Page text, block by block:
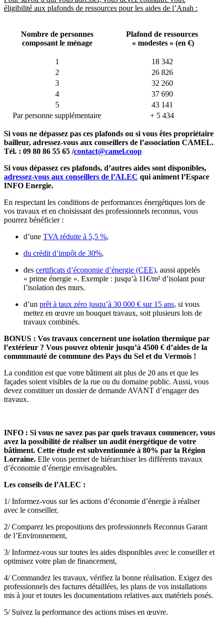
éligibilité aux plafonds de ressources pour les aides de l’Anah :
Nombre de personnes
composant le ménage
Plafond de ressources
« modestes » (en €)
1
18 342
2
26 826
3
32 260
4
37 690
5
43 141
Par personne supplémentaire
+ 5 434
Si vous ne dépassez pas ces plafonds ou si vous êtes propriétaire
bailleur, adressez-vous aux conseillers de l’association CAMEL.
Tél. : 09 80 86 55 65 /contact@camel.coop
Si vous dépassez ces plafonds, d’autres aides sont disponibles,
adressez-vous aux conseillers de l’ALEC qui animent l’Espace
INFO Energie.
En respectant les conditions de performances énergétiques lors de
vos travaux et en choisissant des professionnels reconnus, vous
pourrez bénéficier :
d’une TVA réduite à 5,5 %,
du crédit d’impôt de 30%,
des certificats d’économie d’énergie (CEE), aussi appelés
« prime énergie ». Exemple : jusqu’à 11€/m² d’isolant pour
l’isolation des murs.
d’un prêt à taux zéro jusqu’à 30 000 € sur 15 ans, si vous
mettez en œuvre un bouquet travaux, soit plusieurs lots de
travaux combinés.
BONUS : Vos travaux concernent une isolation thermique par
l’extérieur ? Vous pouvez obtenir jusqu’à 4500 € d’aides de la
communauté de commune des Pays du Sel et du Vermois !
La condition est que votre bâtiment ait plus de 20 ans et que les
façades soient visibles de la rue ou du domaine public. Aussi, vous
devez constituer un dossier de demande AVANT d’engager des
travaux.
INFO : Si vous ne savez pas par quels travaux commencer, vous
avez la possibilité de réaliser un audit énergétique de votre
bâtiment. Cette étude est subventionnée à 80% par la Région
Lorraine. Elle vous permet de hiérarchiser les différents travaux
d’économie d’énergie envisageables.
Les conseils de l’ALEC :
1/ Informez-vous sur les actions d’économie d’énergie à réaliser
avec le conseiller,
2/ Comparez les propositions des professionnels Reconnus Garant
de l’Environnement,
3/ Informez-vous sur toutes les aides disponibles avec le conseiller et
optimisez votre plan de financement,
4/ Commandez les travaux, vérifiez la bonne réalisation. Exigez des
professionnels des factures détaillées, les plans de vos installations
mis à jour et toutes les documentations relatives aux matériels posés.
5/ Suivez la performance des actions mises en œuvre.